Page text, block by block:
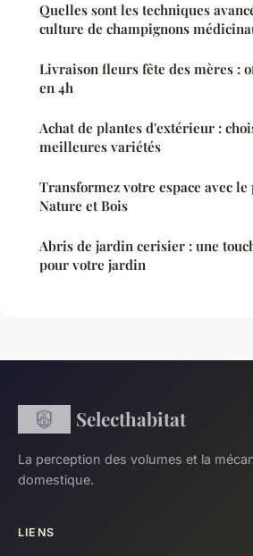
Quelles sont les techniques
culture de champignons
Livraison fleurs fête des mères :
en 4h
Achat de plantes d'extérieur :
meilleures variétés
Transformez votre espace avec le
Nature et Bois
Abris de jardin cerisier : une
pour votre jardin
Selecthabitat
La perception des volumes et la
domestique.
LIENS